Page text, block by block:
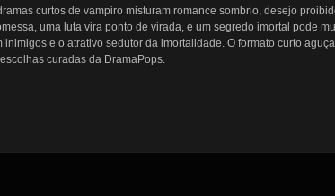
curtos de vampiro misturam romance sombrio, desejo
uma luta vira ponto de virada, e um segredo imortal pode
e o atrativo sedutor da imortalidade. O formato curto
curadas da DramaPops.
e os ganchos mantêm o ímpeto. Espectadores que